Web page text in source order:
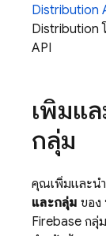
Distribution
Distribution
API
เพิ่มแ
กลุ่ม
คุณเพิ่มและน
และกลุ่ม ของ
Firebase กลุ่